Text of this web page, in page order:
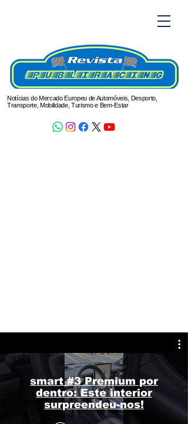
Notícias do Mercado Europeu de Automóveis, Desporto,
Transporte, Mobilidade, Turismo e Bem-Estar
smart #3 Premium por
dentro: Este interior
surpreendeu-nos!